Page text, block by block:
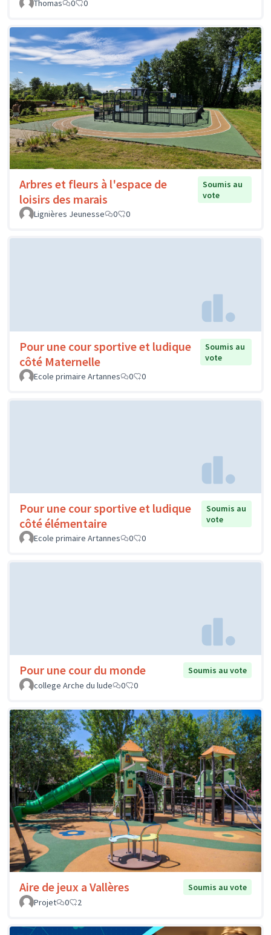
Thomas 0 0
Arbres et fleurs à l'espace de
loisirs des marais
Soumis au
vote
Lignières Jeunesse
0 0
Pour une cour sportive et ludique
côté Maternelle
Soumis au
vote
Ecole primaire Artannes
0 0
Pour une cour sportive et ludique
côté élémentaire
Soumis au
vote
Ecole primaire Artannes
0 0
Pour une cour du monde
Soumis au vote
college Arche du lude
0 0
Aire de jeux a Vallères
Soumis au vote
Projet
0 2